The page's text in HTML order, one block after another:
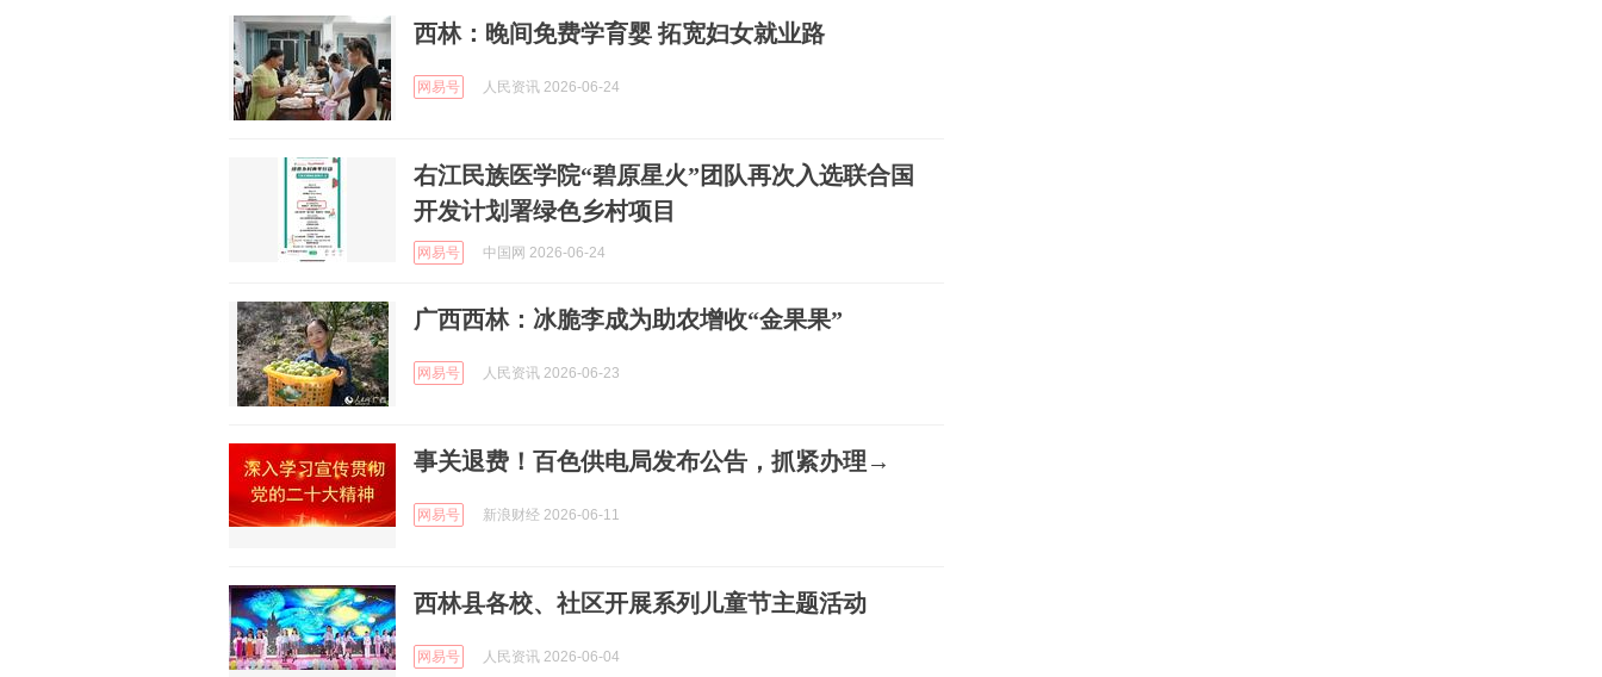
西林：晚间免费学育婴 拓宽妇女就业路
网易号 人民资讯 2026-06-24
右江民族医学院“碧原星火”团队再次入选联合国
开发计划署绿色乡村项目
网易号 中国网 2026-06-24
广西西林：冰脆李成为助农增收“金果果”
网易号 人民资讯 2026-06-23
事关退费！百色供电局发布公告，抓紧办理→
网易号 新浪财经 2026-06-11
西林县各校、社区开展系列儿童节主题活动
网易号 人民资讯 2026-06-04